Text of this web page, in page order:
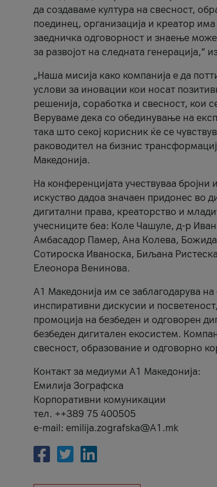
да создаваме култура на свесност,
поединец, организација и креатор
заедничка одговорност и знаење
за развојот на следната
„Наша мисија како компанија е да
услови за иновации кои носат
решенија, соработка и свесност, кои
Веруваме дека со обединување на
така што секој корисник ќе се
раководител на бизнис
Македонија.
На конференцијата учествуваа
искуство дадоа значаен придонес во
дигитални права, креаторство и
учесниците беа: Коле Чашуле, д-р
Амбасадор Памер, Ана Колева,
Сотироска Иваноска, Биљана
Елеонора Венинова.
А1 Македонија им се заблагодарува
инспиративни дискусии и
промоција на безбеден и одговорен
безбеден дигитален екосистем.
свесност, образование и одговорно
Контакт за медиуми А1 Македонија:
Емилија Зографска
Корпоративни комуникации
тел. ++389 75 400505
e-mail: emilija.zografska@A1.mk